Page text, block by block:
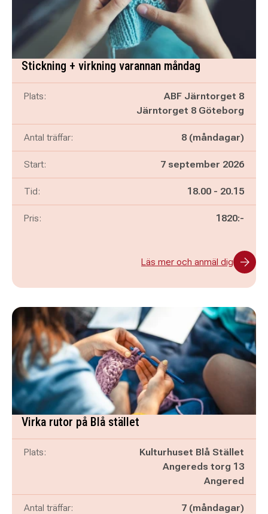
Stickning + virkning varannan måndag
Plats:
ABF Järntorget 8
Järntorget 8 Göteborg
Antal träffar: 8 (måndagar)
Start: 7 september 2026
Tid: Pågår mellan
18.00 - och
20.15
Pris: 1820:-
Läs mer och anmäl dig
Virka rutor på Blå stället
Plats:
Kulturhuset Blå Stället
Angereds torg 13
Angered
Antal träffar: 7 (måndagar)